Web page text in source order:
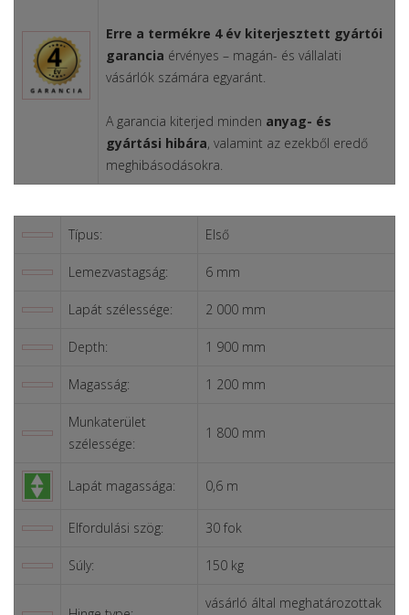
Erre a termékre 4 év kiterjesztett gyártói
garancia érvényes – magán- és vállalati
vásárlók számára egyaránt.
A garancia kiterjed minden anyag- és
gyártási hibára, valamint az ezekből eredő
meghibásodásokra.
Típus: Első
Lemezvastagság: 6 mm
Lapát szélessége: 2 000 mm
Depth: 1 900 mm
Magasság: 1 200 mm
Munkaterület
szélessége:
1 800 mm
Lapát magassága: 0,6 m
Elfordulási szög: 30 fok
Súly: 150 kg
vásárló által meghatározottak